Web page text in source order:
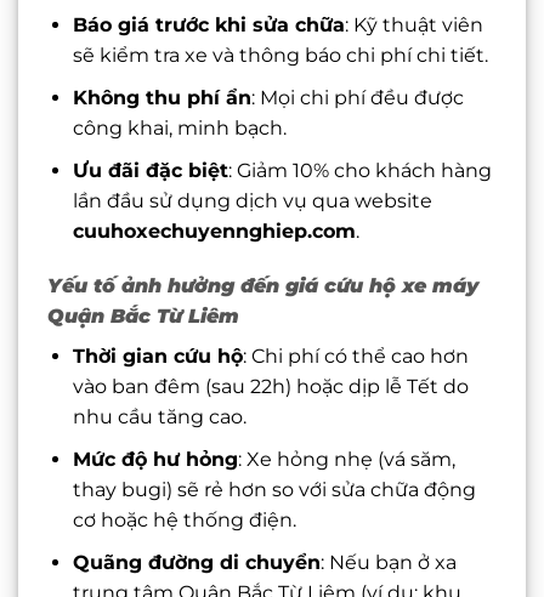
Báo giá trước khi sửa chữa: Kỹ thuật viên
sẽ kiểm tra xe và thông báo chi phí chi tiết.
Không thu phí ẩn: Mọi chi phí đều được
công khai, minh bạch.
Ưu đãi đặc biệt: Giảm 10% cho khách hàng
lần đầu sử dụng dịch vụ qua website
cuuhoxechuyennghiep.com.
Yếu tố ảnh hưởng đến giá cứu hộ xe máy
Quận Bắc Từ Liêm
Thời gian cứu hộ: Chi phí có thể cao hơn
vào ban đêm (sau 22h) hoặc dịp lễ Tết do
nhu cầu tăng cao.
Mức độ hư hỏng: Xe hỏng nhẹ (vá săm,
thay bugi) sẽ rẻ hơn so với sửa chữa động
cơ hoặc hệ thống điện.
Quãng đường di chuyển: Nếu bạn ở xa
trung tâm Quận Bắc Từ Liêm (ví dụ: khu